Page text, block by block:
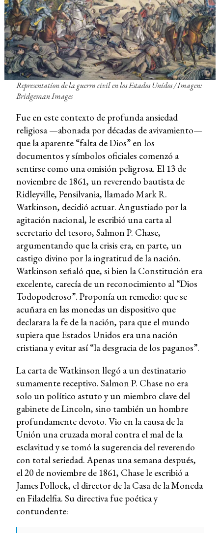
Representation de la guerra civil en los Estados Unidos / Imagen:
Bridgeman Images
Fue en este contexto de profunda ansiedad
religiosa —abonada por décadas de avivamiento—
que la aparente “falta de Dios” en los
documentos y símbolos oficiales comenzó a
sentirse como una omisión peligrosa. El 13 de
noviembre de 1861, un reverendo bautista de
Ridleyville, Pensilvania, llamado Mark R.
Watkinson, decidió actuar. Angustiado por la
agitación nacional, le escribió una carta al
secretario del tesoro, Salmon P. Chase,
argumentando que la crisis era, en parte, un
castigo divino por la ingratitud de la nación.
Watkinson señaló que, si bien la Constitución era
excelente, carecía de un reconocimiento al “Dios
Todopoderoso”. Proponía un remedio: que se
acuñara en las monedas un dispositivo que
declarara la fe de la nación, para que el mundo
supiera que Estados Unidos era una nación
cristiana y evitar así “la desgracia de los paganos”.
La carta de Watkinson llegó a un destinatario
sumamente receptivo. Salmon P. Chase no era
solo un político astuto y un miembro clave del
gabinete de Lincoln, sino también un hombre
profundamente devoto. Vio en la causa de la
Unión una cruzada moral contra el mal de la
esclavitud y se tomó la sugerencia del reverendo
con total seriedad. Apenas una semana después,
el 20 de noviembre de 1861, Chase le escribió a
James Pollock, el director de la Casa de la Moneda
en Filadelfia. Su directiva fue poética y
contundente: